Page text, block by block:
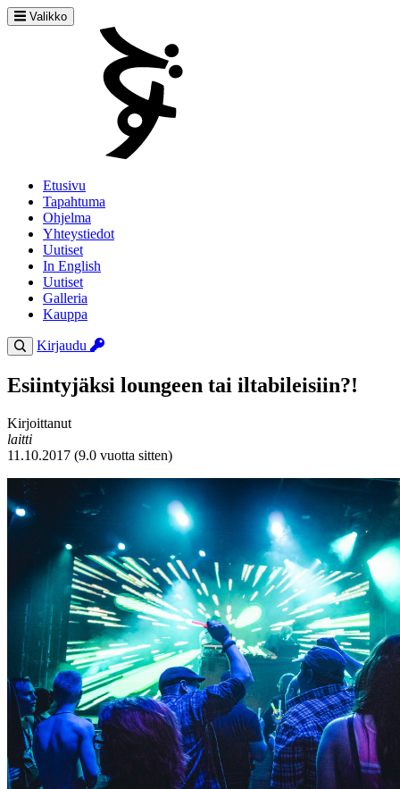
Valikko
Etusivu
Tapahtuma
Ohjelma
Yhteystiedot
Uutiset
In English
Uutiset
Galleria
Kauppa
Kirjaudu
Esiintyjäksi loungeen tai iltabileisiin?!
Kirjoittanut
laitti
11.10.2017 (9.0 vuotta sitten)